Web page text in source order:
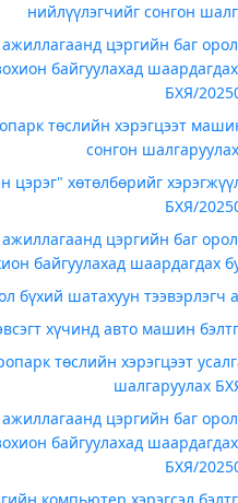
нийлүүлэгчийг сонгон
цэргийн баг
байгуулахад
БХЯ/
төслийн хэрэгцээт
сонгон
цэрэг" хөтөлбөрийг
БХЯ/
цэргийн баг
байгуулахад шаардагдах
бүхий шатахуун
хүчинд авто машин
төслийн хэрэгцээт
шалгаруулах
цэргийн баг
байгуулахад
БХЯ/